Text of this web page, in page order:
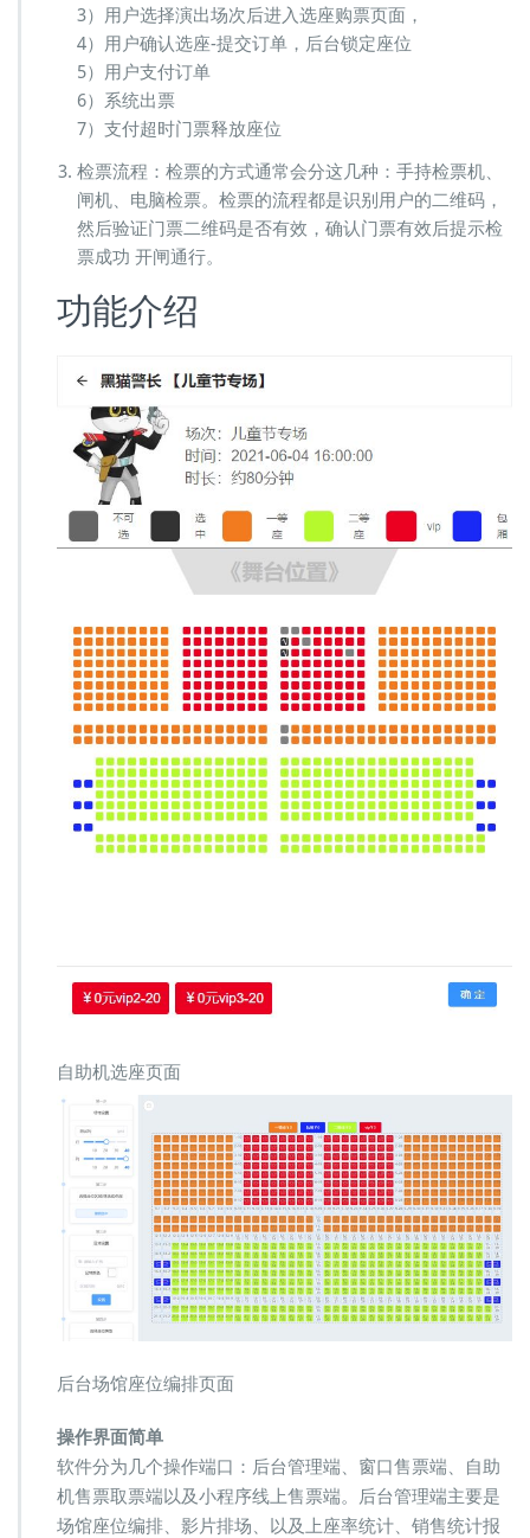
3）用户选择演出场次后进入选座购票页面，
4）用户确认选座-提交订单，后台锁定座位
5）用户支付订单
6）系统出票
7）支付超时门票释放座位
检票流程：检票的方式通常会分这几种：手持检票机、
闸机、电脑检票。检票的流程都是识别用户的二维码，
然后验证门票二维码是否有效，确认门票有效后提示检
票成功 开闸通行。
功能介绍
自助机选座页面
后台场馆座位编排页面
操作界面简单
软件分为几个操作端口：后台管理端、窗口售票端、自助
机售票取票端以及小程序线上售票端。后台管理端主要是
场馆座位编排、影片排场、以及上座率统计、销售统计报